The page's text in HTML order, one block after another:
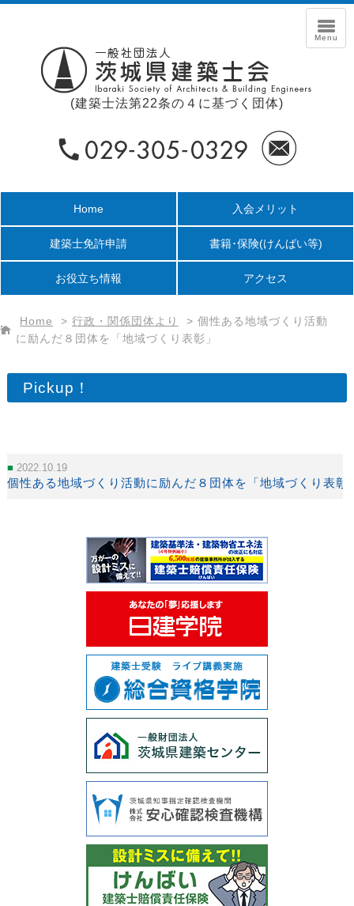
(建築士法第22条の４に基づく団体)
Home 入会メリット
建築士免許申請 書籍･保険(けんばい等)
お役立ち情報 アクセス
Home > 行政・関係団体より > 個性ある地域づくり活動
に励んだ８団体を「地域づくり表彰」
Pickup！
2022.10.19
個性ある地域づくり活動に励んだ８団体を「地域づくり表彰